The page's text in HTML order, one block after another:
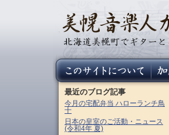
最近のブログ記事
今月の宅配弁当 ハローランチ鳥
十
日本の皇室のご活動・ニュース
(令和4年 夏)